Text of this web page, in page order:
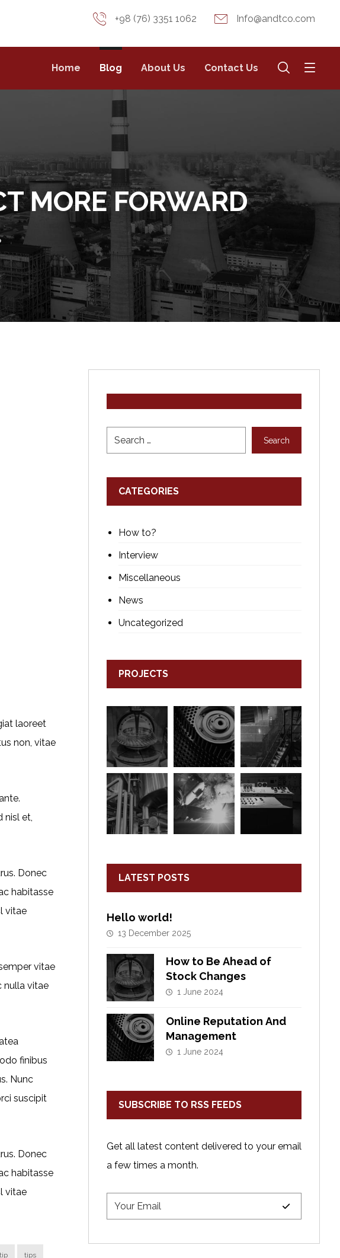
Info@andtco.com
+98 (76) 3351 1062
Home Blog About Us Contact Us
MORE FORWARD
laoreet
non, vitae
nisl et,
Donec
habitasse
vitae
vitae
nulla vitae
finibus
Nunc
suscipit
Donec
habitasse
vitae
tip tips
Search
CATEGORIES
How to?
Interview
Miscellaneous
News
Uncategorized
PROJECTS
LATEST POSTS
Hello world!
13 December 2025
How to Be Ahead of
Stock Changes
1 June 2024
Online Reputation And
Management
1 June 2024
SUBSCRIBE TO RSS FEEDS
Get all latest content delivered to your email
a few times a month.